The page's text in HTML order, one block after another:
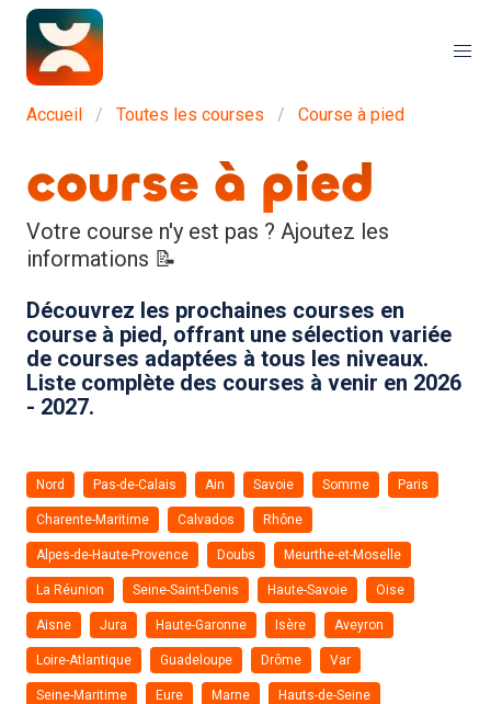
Accueil Toutes les courses Course à pied
course à pied
Votre course n'y est pas ? Ajoutez les
informations 📝
Découvrez les prochaines courses en
course à pied, offrant une sélection variée
de courses adaptées à tous les niveaux.
Liste complète des courses à venir en 2026
- 2027.
Nord Pas-de-Calais Ain Savoie Somme Paris
Charente-Maritime Calvados Rhône
Alpes-de-Haute-Provence Doubs Meurthe-et-Moselle
La Réunion Seine-Saint-Denis Haute-Savoie Oise
Aisne Jura Haute-Garonne Isère Aveyron
Loire-Atlantique Guadeloupe Drôme Var
Seine-Maritime Eure Marne Hauts-de-Seine